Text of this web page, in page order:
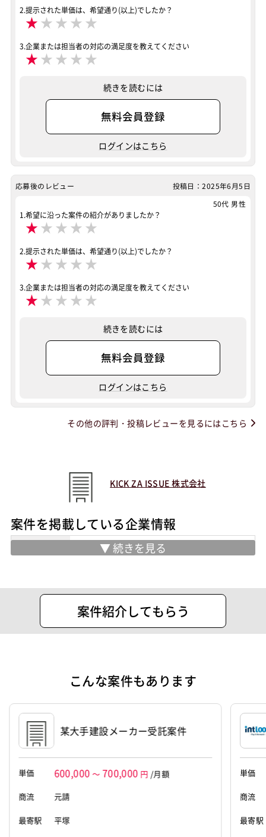
2.提示された単価は、希望通り(以上)でしたか？
★ ★ ★ ★ ★
3.企業または担当者の対応の満足度を教えてください
★ ★ ★ ★ ★
続きを読むには
無料会員登録
ログインはこちら
応募後のレビュー
投稿日：2025年6月5日
50代 男性
1.希望に沿った案件の紹介がありましたか？
★ ★ ★ ★ ★
2.提示された単価は、希望通り(以上)でしたか？
★ ★ ★ ★ ★
3.企業または担当者の対応の満足度を教えてください
★ ★ ★ ★ ★
続きを読むには
無料会員登録
ログインはこちら
その他の評判・投稿レビューを見るにはこちら
KICK ZA ISSUE 株式会社
案件を掲載している企業情報
横浜市港北区新羽町２２９５−１
石川 慶
案件紹介してもらう
こんな案件もあります
某大手建設メーカー受託案件
単価 600,000 ～ 700,000 円 /月額
商流
元請
最寄駅 平塚
単価
商流
最寄駅